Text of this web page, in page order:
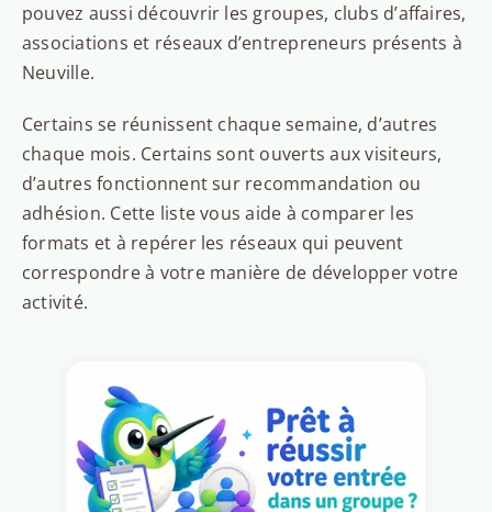
pouvez aussi découvrir les groupes, clubs d’affaires,
associations et réseaux d’entrepreneurs présents à
Neuville.
Certains se réunissent chaque semaine, d’autres
chaque mois. Certains sont ouverts aux visiteurs,
d’autres fonctionnent sur recommandation ou
adhésion. Cette liste vous aide à comparer les
formats et à repérer les réseaux qui peuvent
correspondre à votre manière de développer votre
activité.